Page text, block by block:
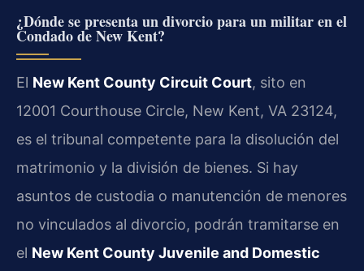
¿Dónde se presenta un divorcio para un militar en el
Condado de New Kent?
El New Kent County Circuit Court, sito en
12001 Courthouse Circle, New Kent, VA 23124,
es el tribunal competente para la disolución del
matrimonio y la división de bienes. Si hay
asuntos de custodia o manutención de menores
no vinculados al divorcio, podrán tramitarse en
el New Kent County Juvenile and Domestic